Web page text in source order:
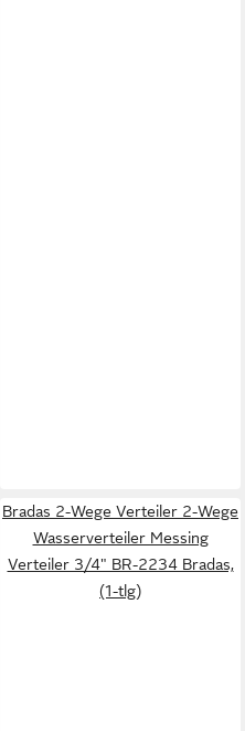
Bradas 2-Wege Verteiler 2-Wege
Wasserverteiler Messing
Verteiler 3/4" BR-2234 Bradas,
(1-tlg)